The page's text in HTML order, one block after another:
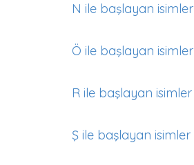
N ile başlayan isimler
Ö ile başlayan isimler
R ile başlayan isimler
Ş ile başlayan isimler